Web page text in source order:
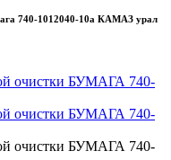
740-1012040-10а КАМАЗ урал